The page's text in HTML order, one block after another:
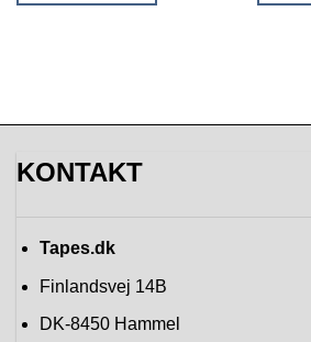
KONTAKT
Tapes.dk
Finlandsvej 14B
DK-8450 Hammel